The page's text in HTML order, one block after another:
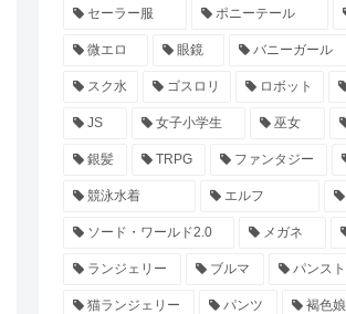
セーラー服 ポニーテール
微エロ 眼鏡 バニーガール
スク水 ゴスロリ ロボット
JS 女子小学生 巫女
銀髪 TRPG ファンタジー
競泳水着 エルフ
ソード・ワールド2.0 メガネ
ランジェリー ブルマ パンスト
猫ランジェリー パンツ 褐色娘